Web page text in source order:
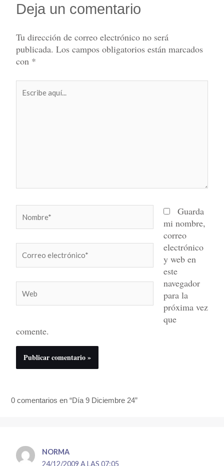
Deja un comentario
Tu dirección de correo electrónico no será
publicada. Los campos obligatorios están marcados
con *
aquí...
electrónico*
Guarda
mi nombre,
correo
electrónico
y web en
este
navegador
para la
próxima vez
que
comente.
0 comentarios en “Día 9 Diciembre 24”
NORMA
24/12/2009 A LAS 07:05